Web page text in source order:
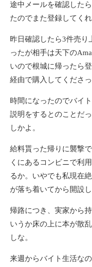
途中メールを確認した
たのでまた登録してく
昨日確認したら3件売り
ったが相手は天下の
いので根城に帰ったら
経由で購入してくださ
時間になったのでバイ
説明をするとのことだ
しかよ。
給料貰った帰りに襲撃
くにあるコンビニで利
るか。いやでも私現在
が落ち着いてから開設し
帰路につき、実家から
いうか床の上に本が散
しな。
来週からバイト生活な